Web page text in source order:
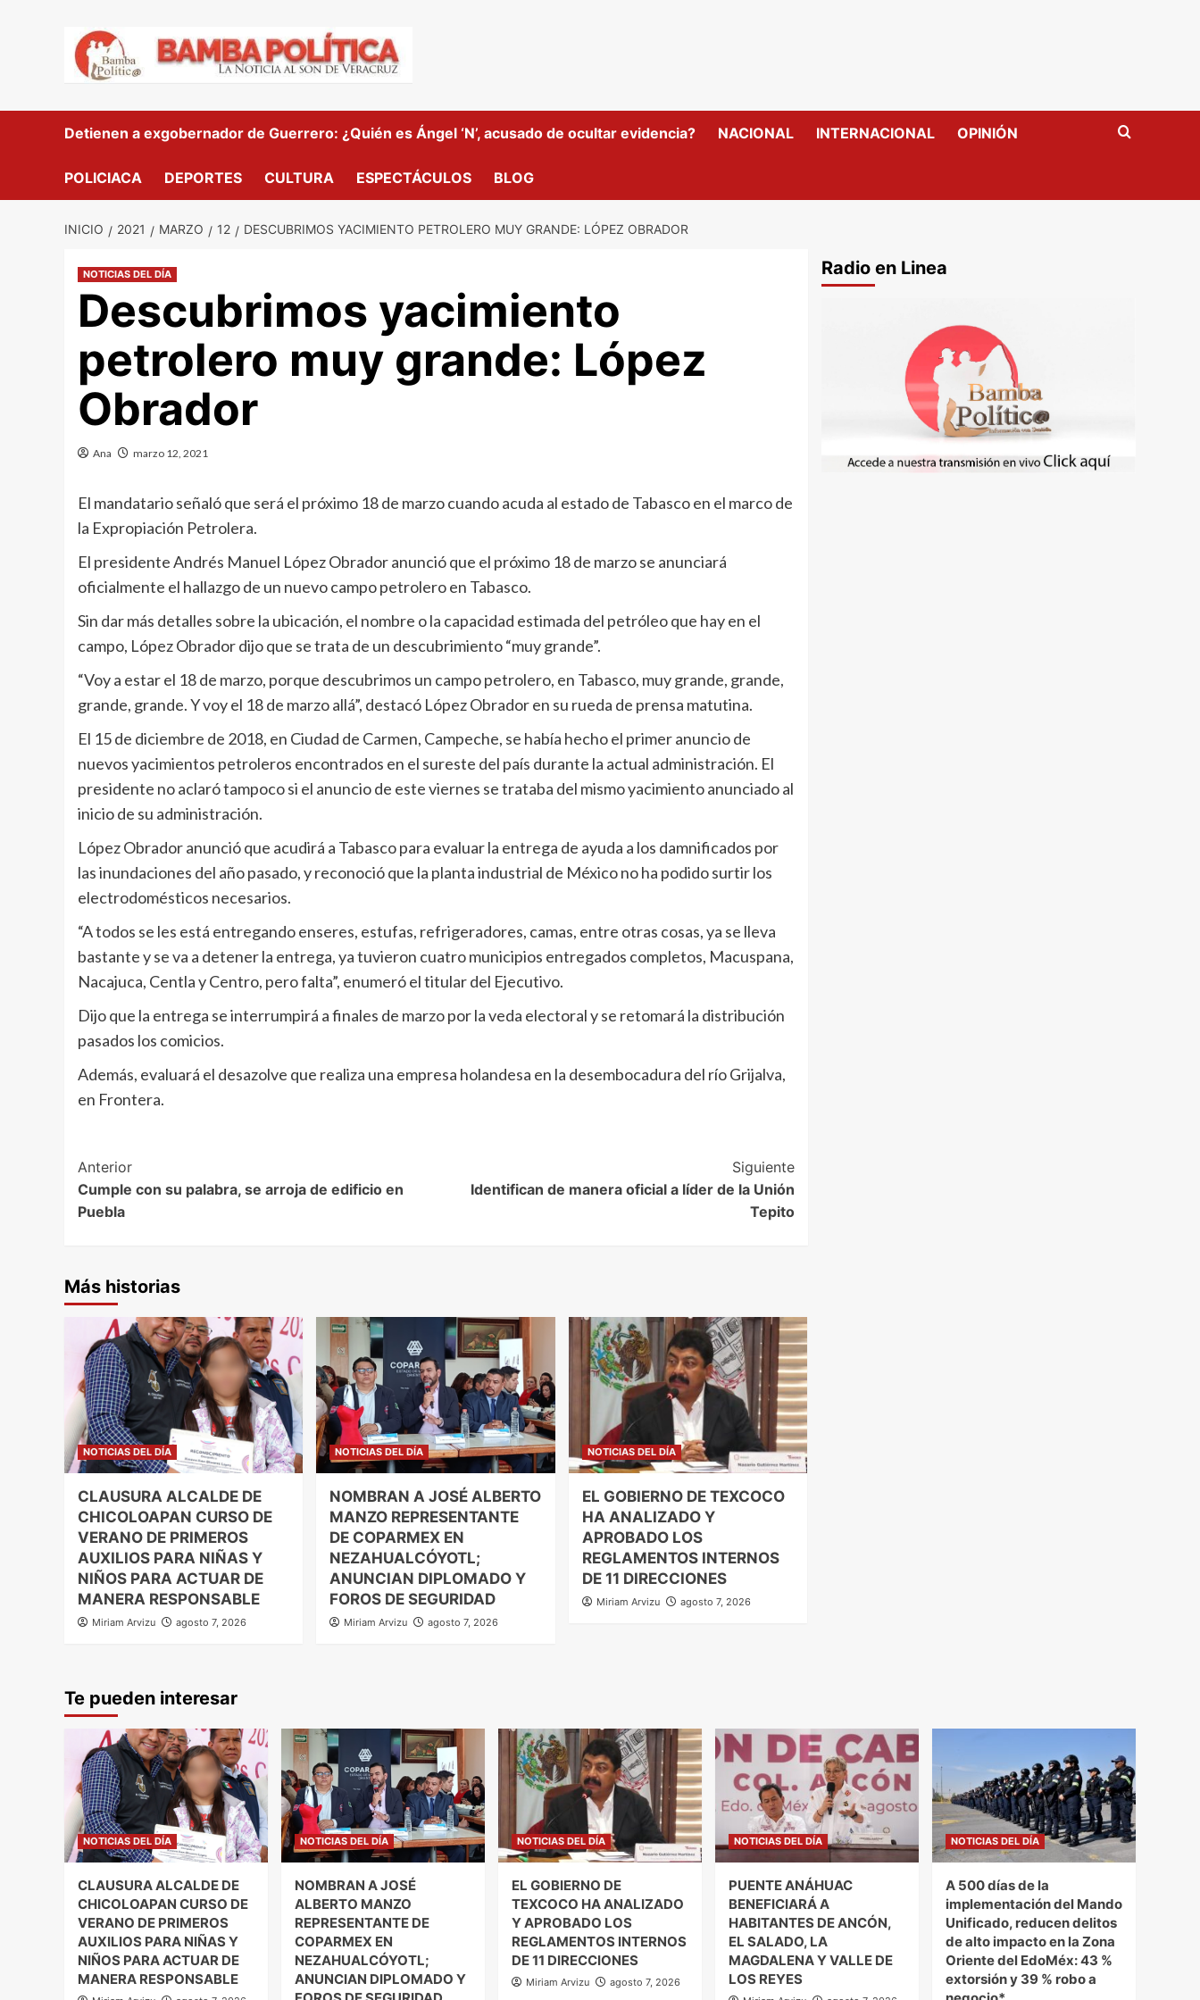
Detienen a exgobernador de Guerrero: ¿Quién es Ángel ‘N’, acusado de ocultar evidencia? NACIONAL INTERNACIONAL OPINIÓN
POLICIACA DEPORTES CULTURA ESPECTÁCULOS BLOG
INICIO 2021 MARZO 12 DESCUBRIMOS YACIMIENTO PETROLERO MUY GRANDE: LÓPEZ OBRADOR
NOTICIAS DEL DÍA
Descubrimos yacimiento
petrolero muy grande: López
Obrador
Ana marzo 12, 2021
El mandatario señaló que será el próximo 18 de marzo cuando acuda al estado de Tabasco en el marco de
la Expropiación Petrolera.
El presidente Andrés Manuel López Obrador anunció que el próximo 18 de marzo se anunciará
oficialmente el hallazgo de un nuevo campo petrolero en Tabasco.
Sin dar más detalles sobre la ubicación, el nombre o la capacidad estimada del petróleo que hay en el
campo, López Obrador dijo que se trata de un descubrimiento “muy grande”.
“Voy a estar el 18 de marzo, porque descubrimos un campo petrolero, en Tabasco, muy grande, grande,
grande, grande. Y voy el 18 de marzo allá”, destacó López Obrador en su rueda de prensa matutina.
El 15 de diciembre de 2018, en Ciudad de Carmen, Campeche, se había hecho el primer anuncio de
nuevos yacimientos petroleros encontrados en el sureste del país durante la actual administración. El
presidente no aclaró tampoco si el anuncio de este viernes se trataba del mismo yacimiento anunciado al
inicio de su administración.
López Obrador anunció que acudirá a Tabasco para evaluar la entrega de ayuda a los damnificados por
las inundaciones del año pasado, y reconoció que la planta industrial de México no ha podido surtir los
electrodomésticos necesarios.
“A todos se les está entregando enseres, estufas, refrigeradores, camas, entre otras cosas, ya se lleva
bastante y se va a detener la entrega, ya tuvieron cuatro municipios entregados completos, Macuspana,
Nacajuca, Centla y Centro, pero falta”, enumeró el titular del Ejecutivo.
Dijo que la entrega se interrumpirá a finales de marzo por la veda electoral y se retomará la distribución
pasados los comicios.
Además, evaluará el desazolve que realiza una empresa holandesa en la desembocadura del río Grijalva,
en Frontera.
Post
Navigation
Anterior
Cumple con su palabra, se arroja de edificio en
Puebla
Siguiente
Identifican de manera oficial a líder de la Unión
Tepito
Más historias
NOTICIAS DEL DÍA
CLAUSURA ALCALDE DE
CHICOLOAPAN CURSO DE
VERANO DE PRIMEROS
AUXILIOS PARA NIÑAS Y
NIÑOS PARA ACTUAR DE
MANERA RESPONSABLE
Miriam Arvizu agosto 7, 2026
NOTICIAS DEL DÍA
NOMBRAN A JOSÉ ALBERTO
MANZO REPRESENTANTE
DE COPARMEX EN
NEZAHUALCÓYOTL;
ANUNCIAN DIPLOMADO Y
FOROS DE SEGURIDAD
Miriam Arvizu agosto 7, 2026
NOTICIAS DEL DÍA
EL GOBIERNO DE TEXCOCO
HA ANALIZADO Y
APROBADO LOS
REGLAMENTOS INTERNOS
DE 11 DIRECCIONES
Miriam Arvizu agosto 7, 2026
Radio en Linea
Te pueden interesar
NOTICIAS DEL DÍA
CLAUSURA ALCALDE DE
CHICOLOAPAN CURSO DE
VERANO DE PRIMEROS
AUXILIOS PARA NIÑAS Y
NIÑOS PARA ACTUAR DE
MANERA RESPONSABLE
NOTICIAS DEL DÍA
NOMBRAN A JOSÉ
ALBERTO MANZO
REPRESENTANTE DE
COPARMEX EN
NEZAHUALCÓYOTL;
ANUNCIAN DIPLOMADO Y
NOTICIAS DEL DÍA
EL GOBIERNO DE
TEXCOCO HA ANALIZADO
Y APROBADO LOS
REGLAMENTOS INTERNOS
DE 11 DIRECCIONES
Miriam Arvizu agosto 7, 2026
NOTICIAS DEL DÍA
PUENTE ANÁHUAC
BENEFICIARÁ A
HABITANTES DE ANCÓN,
EL SALADO, LA
MAGDALENA Y VALLE DE
LOS REYES
NOTICIAS DEL DÍA
A 500 días de la
implementación del Mando
Unificado, reducen delitos
de alto impacto en la Zona
Oriente del EdoMéx: 43 %
extorsión y 39 % robo a